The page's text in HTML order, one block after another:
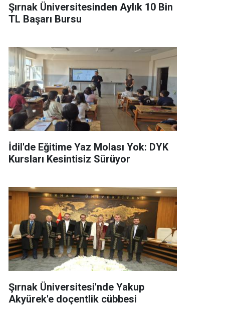
Şırnak Üniversitesinden Aylık 10 Bin
TL Başarı Bursu
İdil'de Eğitime Yaz Molası Yok: DYK
Kursları Kesintisiz Sürüyor
Şırnak Üniversitesi'nde Yakup
Akyürek'e doçentlik cübbesi